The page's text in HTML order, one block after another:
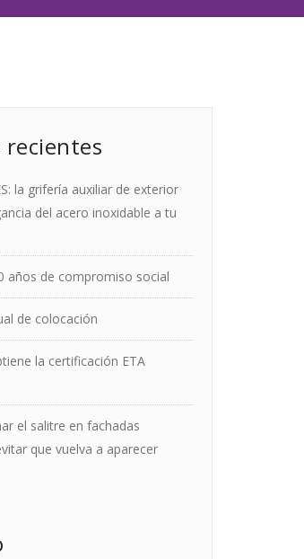
recientes
la grifería auxiliar de exterior
del acero inoxidable a tu
años de compromiso social
de colocación
la certificación ETA
el salitre en fachadas
que vuelva a aparecer